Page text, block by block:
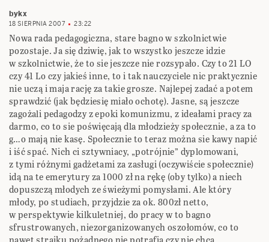
bykx
18 SIERPNIA 2007 23:22
Nowa rada pedagogiczna, stare bagno w szkolnictwie
pozostaje. Ja się dziwię, jak to wszystko jeszcze idzie
w szkolnictwie, że to sie jeszcze nie rozsypało. Czy to 21 LO
czy 41 Lo czy jakieś inne, to i tak nauczyciele nic praktycznie
nie uczą i maja rację za takie grosze. Najlepej zadać a potem
sprawdzić (jak będziesię miało ochotę). Jasne, są jeszcze
zagożali pedagodzy z epoki komunizmu, z ideałami pracy za
darmo, co to sie poświęcają dla młodzieży społecznie, a za to
g…o mają nie kasę. Społecznie to teraz można sie kawy napić
i iść spać. Nich ci sztywniacy, „potrójnie” dyplomowani,
z tymi różnymi gadżetami za zasługi (oczywiście społecznie)
idą na te emerytury za 1000 zł na rękę (oby tylko) a niech
dopuszczą młodych ze świeżymi pomysłami. Ale który
młody, po studiach, przyjdzie za ok. 800zł netto,
w perspektywie kilkuletniej, do pracy w to bagno
sfrustrowanych, niezorganizowanych oszołomów, co to